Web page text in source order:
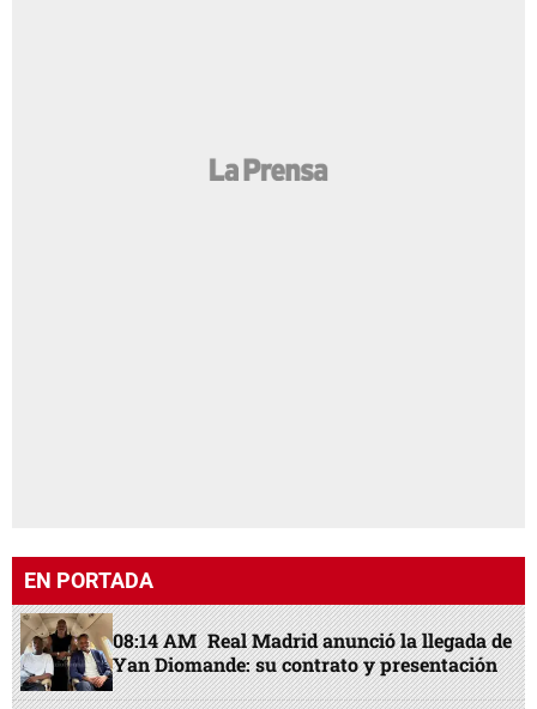
EN PORTADA
08:14 AM Real Madrid anunció la llegada de
Yan Diomande: su contrato y presentación